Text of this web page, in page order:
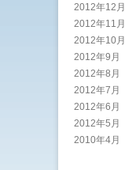
2012年12月
2012年11月
2012年10月
2012年9月
2012年8月
2012年7月
2012年6月
2012年5月
2010年4月